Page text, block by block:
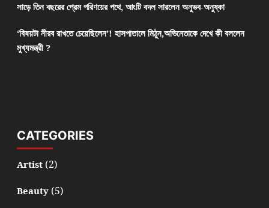
সাড়ে তিন বছরের প্রেম পরিণয়ের পথে, আংটি বদল সারলেন অনুভব-অনুষ্কা
‘বিষয়টা নীরব রাখতে চেয়েছিলেন’! হাসপাতালে মিঠুন,অভিনেতাকে দেখে কী বললেন
মুখ্যমন্ত্রী ?
CATEGORIES
Artist(2)
Beauty(5)